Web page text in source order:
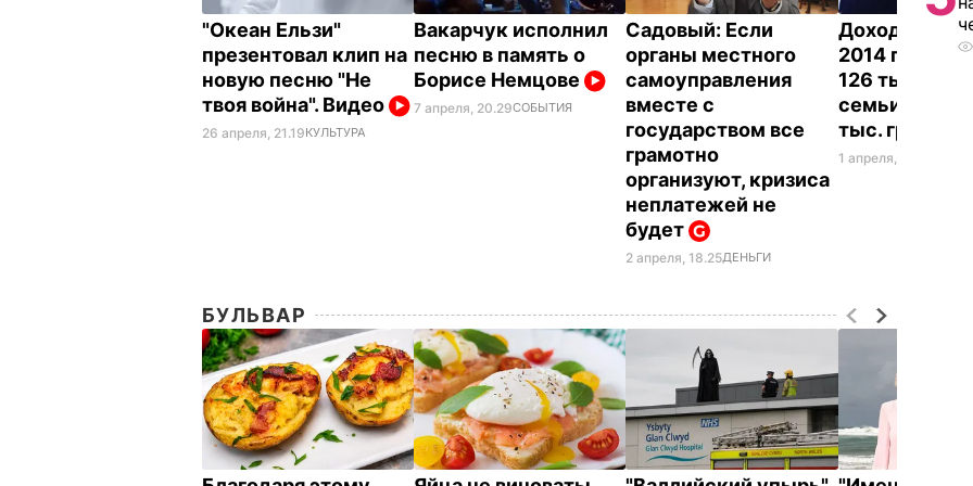
"Океан Ельзи"
презентовал клип на
новую песню "Не
твоя война". Видео
26 апреля, 21.19КУЛЬТУРА
Вакарчук исполнил
песню в память о
Борисе Немцове
7 апреля, 20.29СОБЫТИЯ
Садовый: Если
органы местного
самоуправления
вместе с
государством все
грамотно
организуют, кризиса
неплатежей не
будет
2 апреля, 18.25ДЕНЬГИ
Доходы
2014 году
126 тыс. грн,
семьи –
тыс. грн
1 апреля, 14.55
БУЛЬВАР